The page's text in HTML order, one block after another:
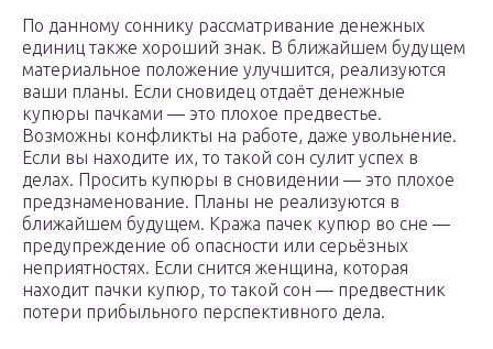
По данному соннику рассматривание денежных
единиц также хороший знак. В ближайшем будущем
материальное положение улучшится, реализуются
ваши планы. Если сновидец отдаёт денежные
купюры пачками — это плохое предвестье.
Возможны конфликты на работе, даже увольнение.
Если вы находите их, то такой сон сулит успех в
делах. Просить купюры в сновидении — это плохое
предзнаменование. Планы не реализуются в
ближайшем будущем. Кража пачек купюр во сне —
предупреждение об опасности или серьёзных
неприятностях. Если снится женщина, которая
находит пачки купюр, то такой сон — предвестник
потери прибыльного перспективного дела.